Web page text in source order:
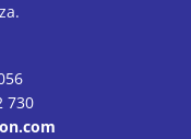
730